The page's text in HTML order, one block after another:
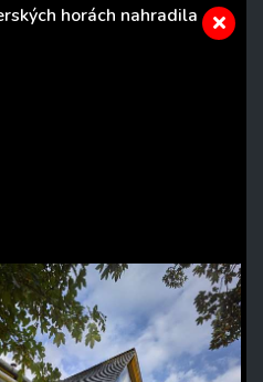
horách nahradila